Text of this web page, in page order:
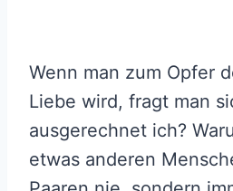
Wenn man zum Opfer
Liebe wird, fragt man
ausgerechnet ich?
etwas anderen